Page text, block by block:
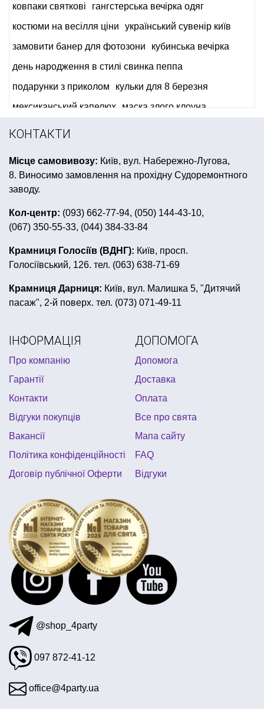
ковпаки святкові
гангстерська вечірка одяг
костюми на весілля ціни
український сувенір київ
замовити банер для фотозони
кубинська вечірка
день народження в стилі свинка пеппа
подарунки з приколом
кульки для 8 березня
мексиканський капелюх маска злого клоуна
день дурня
все для дня народження в стилі поні
купити державний прапор україни
гангстерська вечірка аксесуари
піратська вечірка костюми святкові тарілки
купити вимпел сувеніри київ все для нового року
купити маску на хелловін купити несправжні гроші
коктейльні трубочки
валентинка крила янгола
все до великодня
боа купити львів
КОНТАКТИ
Місце самовивозу: Київ, вул. Набережно-Лугова,
8. Виносимо замовлення на прохідну Судоремонтного
заводу.
Кол-центр: (093) 662-77-94, (050) 144-43-10,
(067) 350-55-33, (044) 384-33-84
Крамниця Голосіїв (ВДНГ): Київ, просп.
Голосіївський, 126. тел. (063) 638-71-69
Крамниця Дарниця: Київ, вул. Малишка 5, "Дитячий
пасаж", 2-й поверх. тел. (073) 071-49-11
ІНФОРМАЦІЯ
Про компанію
Гарантії
Контакти
Відгуки покупців
Вакансії
Політика конфіденційності
Договір публічної Оферти
ДОПОМОГА
Допомога
Доставка
Оплата
Все про свята
Мапа сайту
FAQ
Відгуки
@shop_4party
097 872-41-12
office@4party.ua